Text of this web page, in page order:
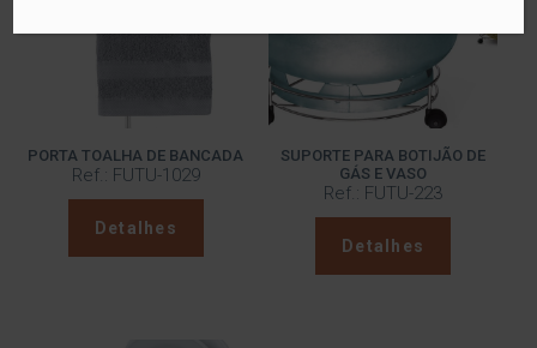
PORTA TOALHA DE BANCADA
Ref.: FUTU-1029
Detalhes
SUPORTE PARA BOTIJÃO DE
GÁS E VASO
Ref.: FUTU-223
Detalhes